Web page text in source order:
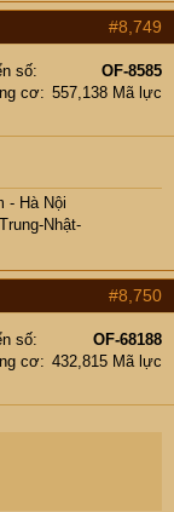
#8,749
số
OF-8585
cơ
557,138 Mã lực
- Hà Nội
Nhật-
#8,750
số
OF-68188
cơ
432,815 Mã lực